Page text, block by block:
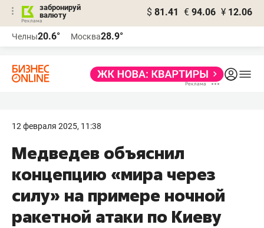
забронируй
валюту
$ 81.41 € 94.06 ¥ 12.06
Челны20.6° Москва28.9°
12 февраля 2025, 11:38
Медведев объяснил
концепцию «мира через
силу» на примере ночной
ракетной атаки по Киеву